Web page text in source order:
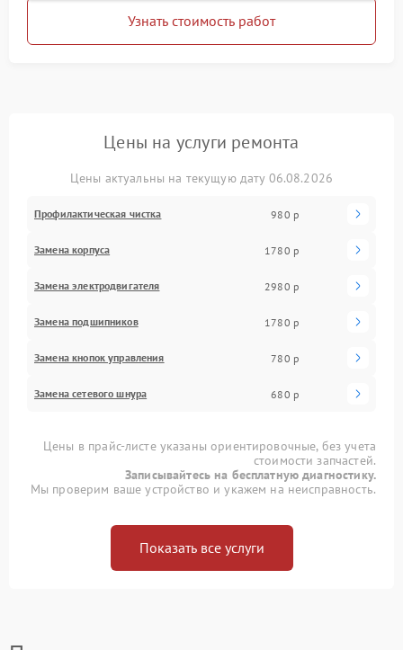
Узнать стоимость работ
Цены на услуги ремонта
Цены актуальны на текущую дату 06.08.2026
Профилактическая чистка 980 р
Замена корпуса 1780 р
Замена электродвигателя 2980 р
Замена подшипников 1780 р
Замена кнопок управления 780 р
Замена сетевого шнура 680 р
Цены в прайс-листе указаны ориентировочные, без учета
стоимости запчастей.
Записывайтесь на бесплатную диагностику.
Мы проверим ваше устройство и укажем на неисправность.
Показать все услуги